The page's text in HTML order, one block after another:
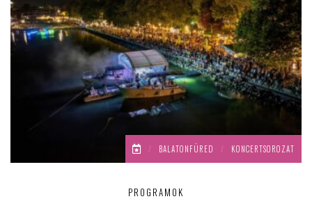
/ BALATONFÜRED / KONCERTSOROZAT
PROGRAMOK